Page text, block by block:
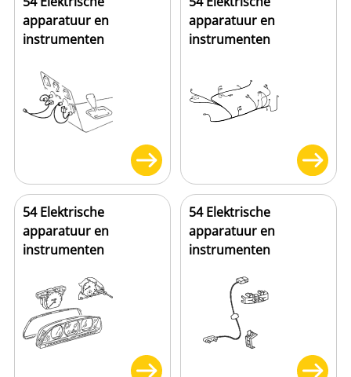
apparatuur en
instrumenten
apparatuur en
instrumenten
54 Elektrische
apparatuur en
instrumenten
54 Elektrische
apparatuur en
instrumenten